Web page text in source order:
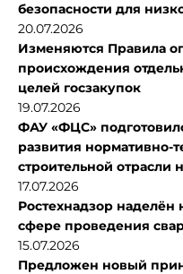
безопасности для
20.07.2026
Изменяются Правила
происхождения
целей госзакупок
19.07.2026
ФАУ «ФЦС»
развития нормативно-
строительной отрасли
17.07.2026
Ростехнадзор
сфере проведения
15.07.2026
Предложен новый